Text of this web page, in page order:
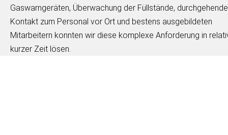
Gaswarngeräten, Überwachung der Füllstände,
Kontakt zum Personal vor Ort und bestens ausgebildeten
Mitarbeitern konnten wir diese komplexe Anforderung in
kurzer Zeit lösen.